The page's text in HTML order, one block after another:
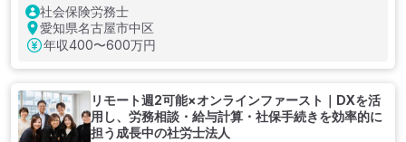
社会保険労務士
愛知県名古屋市中区
年収400〜600万円
リモート週2可能×オンラインファースト｜DXを活
用し、労務相談・給与計算・社保手続きを効率的に
担う成長中の社労士法人